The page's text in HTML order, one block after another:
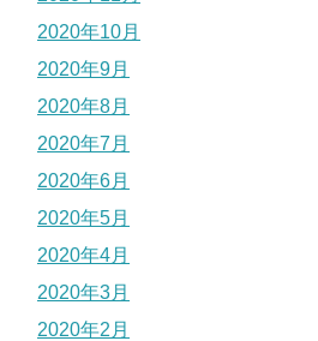
2020年10月
2020年9月
2020年8月
2020年7月
2020年6月
2020年5月
2020年4月
2020年3月
2020年2月